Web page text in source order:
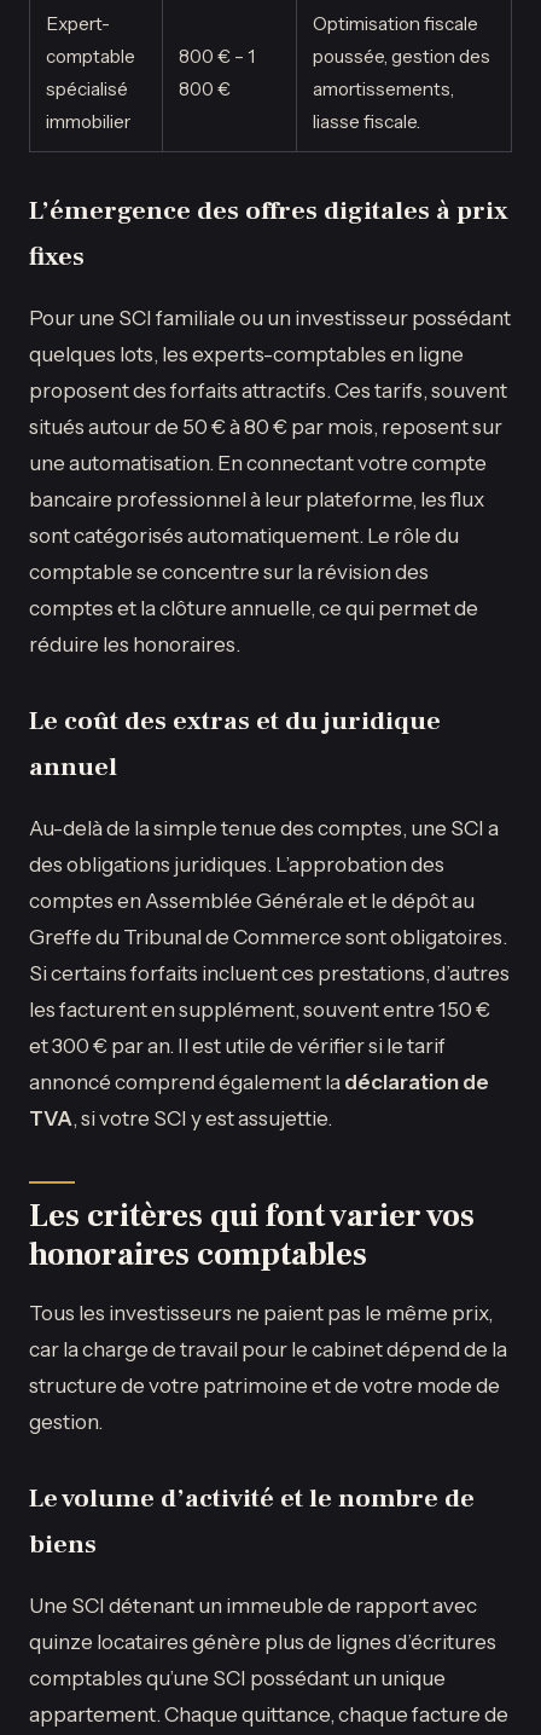
Expert-
comptable
spécialisé
immobilier
800 € – 1
800 €
Optimisation fiscale
poussée, gestion des
amortissements,
liasse fiscale.
L’émergence des offres digitales à prix
fixes
Pour une SCI familiale ou un investisseur possédant
quelques lots, les experts-comptables en ligne
proposent des forfaits attractifs. Ces tarifs, souvent
situés autour de 50 € à 80 € par mois, reposent sur
une automatisation. En connectant votre compte
bancaire professionnel à leur plateforme, les flux
sont catégorisés automatiquement. Le rôle du
comptable se concentre sur la révision des
comptes et la clôture annuelle, ce qui permet de
réduire les honoraires.
Le coût des extras et du juridique
annuel
Au-delà de la simple tenue des comptes, une SCI a
des obligations juridiques. L’approbation des
comptes en Assemblée Générale et le dépôt au
Greffe du Tribunal de Commerce sont obligatoires.
Si certains forfaits incluent ces prestations, d’autres
les facturent en supplément, souvent entre 150 €
et 300 € par an. Il est utile de vérifier si le tarif
annoncé comprend également la déclaration de
TVA, si votre SCI y est assujettie.
Les critères qui font varier vos
honoraires comptables
Tous les investisseurs ne paient pas le même prix,
car la charge de travail pour le cabinet dépend de la
structure de votre patrimoine et de votre mode de
gestion.
Le volume d’activité et le nombre de
biens
Une SCI détenant un immeuble de rapport avec
quinze locataires génère plus de lignes d’écritures
comptables qu’une SCI possédant un unique
appartement. Chaque quittance, chaque facture de